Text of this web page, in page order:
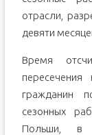
отрасли,
девяти
Время
гражданин
сезонных
Польши, в